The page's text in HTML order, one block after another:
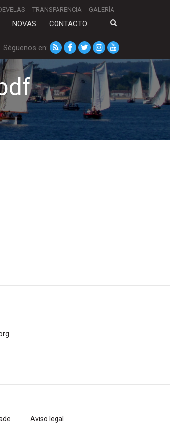
TRANSPARENCIA GALERÍA
NOVAS CONTACTO
Séguenos en:
Aviso legal